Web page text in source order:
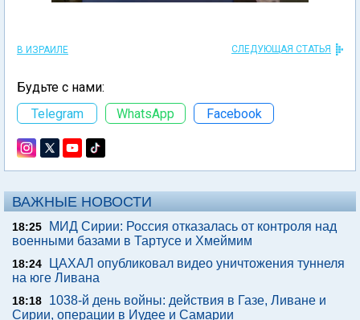
В ИЗРАИЛЕ СЛЕДУЮЩАЯ СТАТЬЯ
Будьте с нами:
Telegram
WhatsApp Facebook
ВАЖНЫЕ НОВОСТИ
18:25
МИД Сирии: Россия отказалась от контроля над
военными базами в Тартусе и Хмеймим
18:24
ЦАХАЛ опубликовал видео уничтожения туннеля
на юге Ливана
18:18
1038-й день войны: действия в Газе, Ливане и
Сирии, операции в Иудее и Самарии